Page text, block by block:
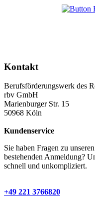
Kontakt
Berufsförderungswerk des
rbv GmbH
Marienburger Str. 15
50968 Köln
Kundenservice
Sie haben Fragen zu
bestehenden Anmeldung?
schnell und unkompliziert.
+49 221 3766820